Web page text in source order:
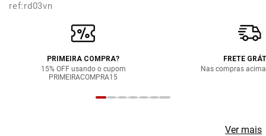
ref:rd03vn
PRIMEIRA COMPRA?
15% OFF usando o cupom
PRIMEIRACOMPRA15
FRETE
Nas compras
Ver mais